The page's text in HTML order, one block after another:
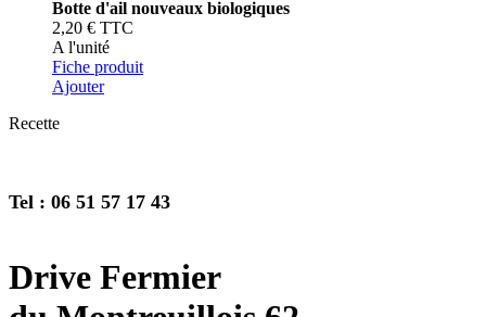
Botte d'ail nouveaux biologiques
2,20 € TTC
A l'unité
Fiche produit
Ajouter
Recette
Tel : 06 51 57 17 43
Drive Fermier